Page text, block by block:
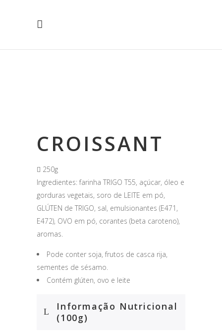
CROISSANT
250g
Ingredientes: farinha TRIGO T55, açúcar, óleo e
gorduras vegetais, soro de LEITE em pó,
GLÚTEN de TRIGO, sal, emulsionantes (E471,
E472), OVO em pó, corantes (beta caroteno),
aromas.
Pode conter soja, frutos de casca rija,
sementes de sésamo.
Contém glúten, ovo e leite
Informação Nutricional
(100g)